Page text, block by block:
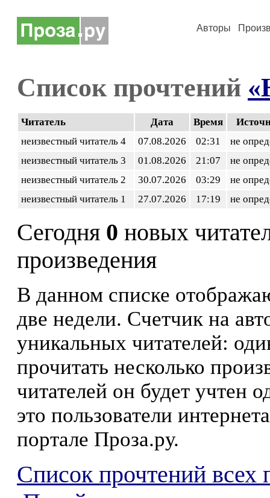
Авторы
Список прочтений
Читатель Дата Время
неизвестный читатель 4
07.08.2026 02:31
не
неизвестный читатель 3
01.08.2026 21:07
не
неизвестный читатель 2
30.07.2026 03:29
не
неизвестный читатель 1
27.07.2026 17:19 не
Сегодня 0 новых
произведения
В данном списке
две недели. Счетчик на
уникальных читателей:
прочитать несколько
читателей он будет учтен
это пользователи
портале Проза.ру.
Список прочтений всех